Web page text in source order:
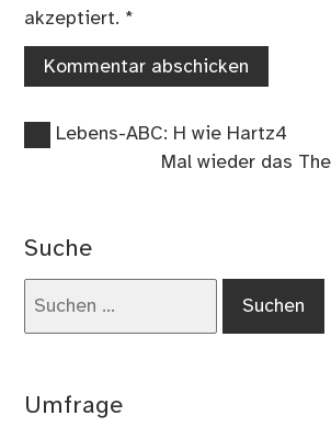
akzeptiert. *
Beitragsnavigation
Vorheriger
Lebens-ABC: H wie Hartz4
Nächster
Mal wieder das
Suche
Umfrage